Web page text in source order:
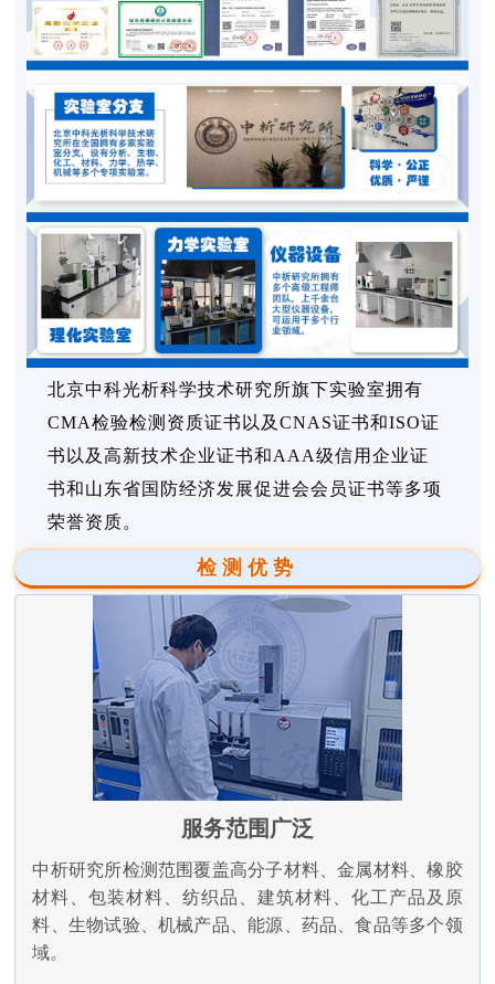
北京中科光析科学技术研究所旗下实验室拥有
CMA检验检测资质证书以及CNAS证书和ISO证
书以及高新技术企业证书和AAA级信用企业证
书和山东省国防经济发展促进会会员证书等多项
荣誉资质。
检测优势
服务范围广泛
中析研究所检测范围覆盖高分子材料、金属材料、橡胶
材料、包装材料、纺织品、建筑材料、化工产品及原
料、生物试验、机械产品、能源、药品、食品等多个领
域。